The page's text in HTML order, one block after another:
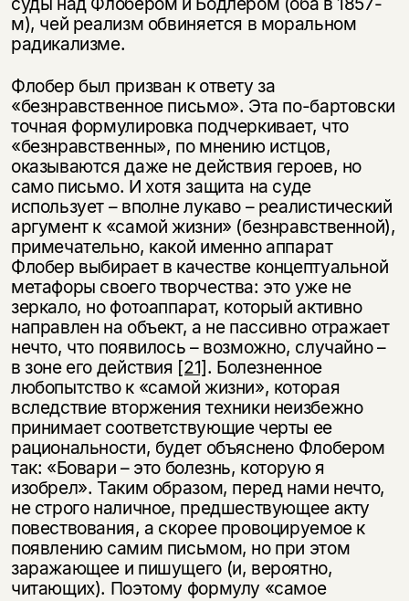
м), чей реализм обвиняется в моральном
радикализме.
Флобер был призван к ответу за
«безнравственное письмо». Эта по-бартовски
точная формулировка подчеркивает, что
«безнравственны», по мнению истцов,
оказываются даже не действия героев, но
само письмо. И хотя защита на суде
использует – вполне лукаво – реалистический
аргумент к «самой жизни» (безнравственной),
примечательно, какой именно аппарат
Флобер выбирает в качестве концептуальной
метафоры своего творчества: это уже не
зеркало, но фотоаппарат, который активно
направлен на объект, а не пассивно отражает
нечто, что появилось – возможно, случайно –
в зоне его действия [21]. Болезненное
любопытство к «самой жизни», которая
вследствие вторжения техники неизбежно
принимает соответствующие черты ее
рациональности, будет объяснено Флобером
так: «Бовари – это болезнь, которую я
изобрел». Таким образом, перед нами нечто,
не строго наличное, предшествующее акту
повествования, а скорее провоцируемое к
появлению самим письмом, но при этом
заражающее и пишущего (и, вероятно,
читающих). Поэтому формулу «самое